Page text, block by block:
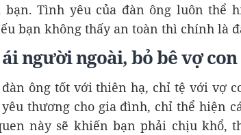
Tình yêu của đàn ông luôn thể
bạn không thấy an toàn thì chính là
người ngoài, bỏ bê vợ con
ông tốt với thiên hạ, chỉ tệ với vợ
thương cho gia đình, chỉ thể hiện
này sẽ khiến bạn phải chịu khổ,